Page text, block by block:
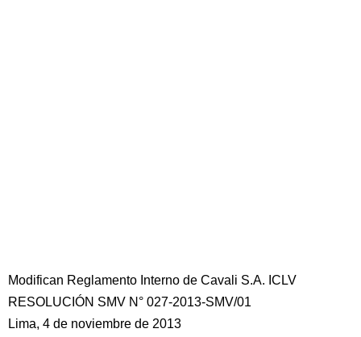
Modifican Reglamento Interno de Cavali S.A. ICLV
RESOLUCIÓN SMV N° 027-2013-SMV/01
Lima, 4 de noviembre de 2013